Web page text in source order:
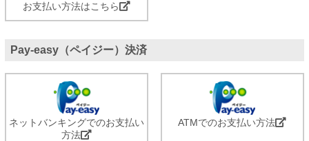
お支払い方法はこちら
Pay-easy（ペイジー）決済
ネットバンキングでのお支払い
方法
ATMでのお支払い方法